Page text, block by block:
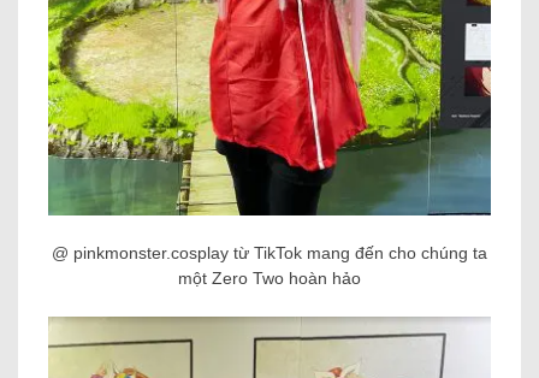
@ pinkmonster.cosplay từ TikTok mang đến cho chúng ta
một Zero Two hoàn hảo